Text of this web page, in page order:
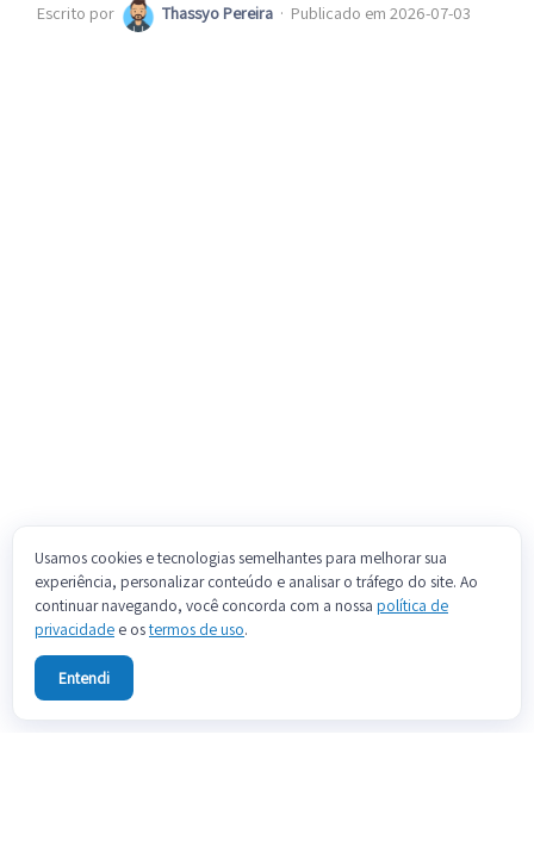
Escrito por Thassyo Pereira · Publicado em 2026-07-03
Usamos cookies e tecnologias semelhantes para melhorar sua
experiência, personalizar conteúdo e analisar o tráfego do site. Ao
continuar navegando, você concorda com a nossa política de
privacidade e ostermos de uso.
Entendi